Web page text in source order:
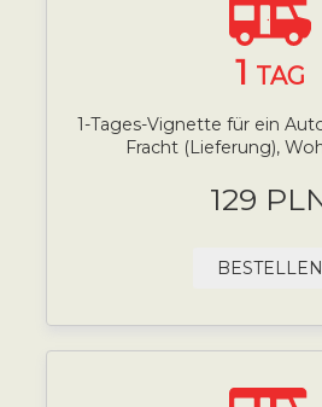
1 TAG
1-Tages-Vignette für ein
Fracht (Lieferung),
129
BESTELLEN